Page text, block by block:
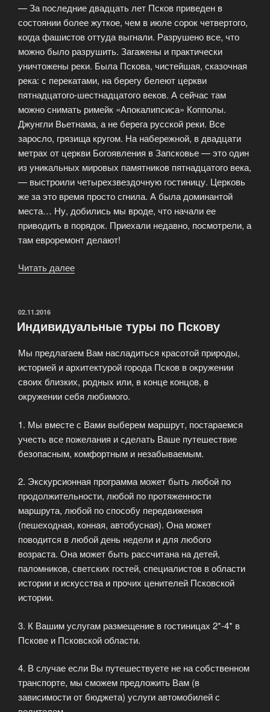
— За последние двадцать лет Псков приведен в
состоянии более жуткое, чем в июле сорок четвертого,
когда фашистов оттуда выгнали. Разрушено все, что
можно было разрушить. Загажены и практически
уничтожены реки. Была Пскова, чистейшая, сказочная
река: с перекатами, на берегу белеют церкви
пятнадцатого-шестнадцатого веков. А сейчас там
можно снимать римейк «Апокалипсиса» Копполы.
Джунгли Вьетнама, а не берега русской реки. Все
заросло, грязища кругом. На набережной, в двадцати
метрах от церкви Богоявления в Запсковье — это один
из уникальных мировых памятников пятнадцатого века,
— выстроили четырехзвездочную гостиницу. Церковь
же за это время просто сгнила. А была доминантой
места… Ну, добились мы вроде, что начали ее
приводить в порядок. Приехали недавно, посмотрели, а
там евроремонт делают!
Читать далее
архитектуры»
ОПУБЛИКОВАНО
02.11.2016
Индивидуальные туры по Пскову
Мы предлагаем Вам насладиться красотой природы,
историей и архитектурой города Псков в окружении
своих близких, родных или, в конце концов, в
окружении себя любимого.
1. Мы вместе с Вами выберем маршрут, постараемся
учесть все пожелания и сделать Ваше путешествие
безопасным, комфортным и незабываемым.
2. Экскурсионная программа может быть любой по
продолжительности, любой по протяженности
маршрута, любой по способу передвижения
(пешеходная, конная, автобусная). Она может
поводится в любой день недели и для любого
возраста. Она может быть рассчитана на детей,
паломников, светских гостей, специалистов в области
истории и искусства и прочих ценителей Псковской
истории.
3. К Вашим услугам размещение в гостиницах 2*-4* в
Пскове и Псковской области.
4. В случае если Вы путешествуете не на собственном
транспорте, мы сможем предложить Вам (в
зависимости от бюджета) услуги автомобилей с